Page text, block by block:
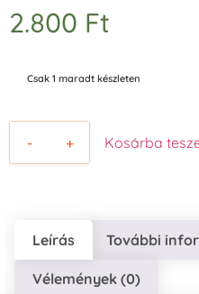
2.800 Ft
Csak 1 maradt készleten
- + Kosárba
Leírás További
Vélemények (0)